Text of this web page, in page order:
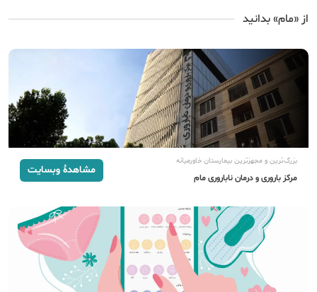
از «مام» بدانید
بزرگ‌ترین و مجهزترین بیمارستان خاورمیانه
مرکز باروری و درمان ناباروری مام
مشاهدهٔ وبسایت